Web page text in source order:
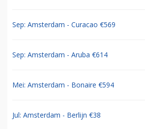
Sep: Amsterdam - Curacao €569
Sep: Amsterdam - Aruba €614
Mei: Amsterdam - Bonaire €594
Jul: Amsterdam - Berlijn €38